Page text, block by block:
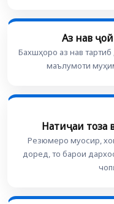
Аз нав
Бахшҳоро аз нав
маълумоти
Натиҷаи тоза
Резюмеро муосир,
доред, то барои